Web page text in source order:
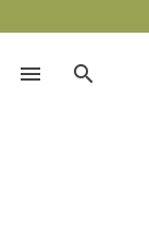
Skip